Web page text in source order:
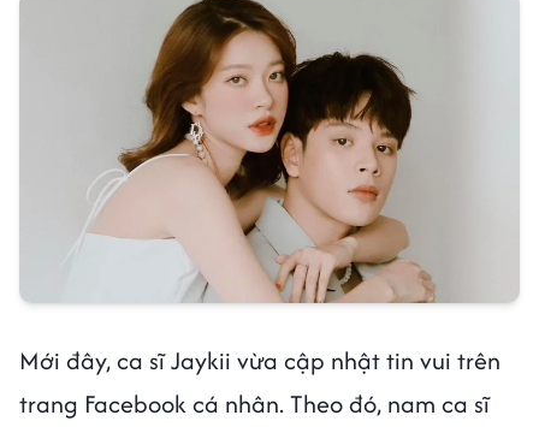
Mới đây, ca sĩ Jaykii vừa cập nhật tin vui trên
trang Facebook cá nhân. Theo đó, nam ca sĩ